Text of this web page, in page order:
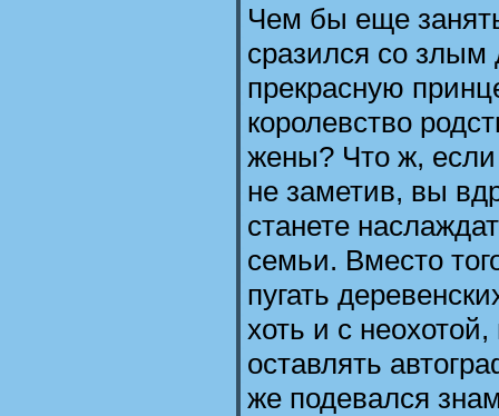
Чем бы еще
сразился со злым
прекрасную
королевство
жены? Что ж,
не заметив, вы
станете
семьи. Вместо
пугать
хоть и с
оставлять
же подевался